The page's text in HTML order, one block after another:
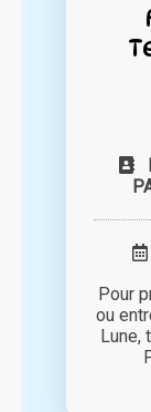
Pour
ou
Lune,